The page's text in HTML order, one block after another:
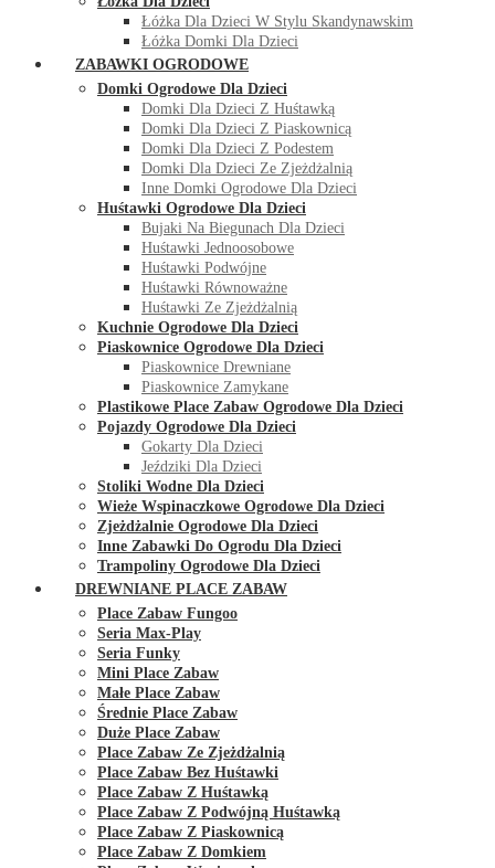
Łóżka Dla Dzieci W Stylu Skandynawskim
Łóżka Domki Dla Dzieci
ZABAWKI OGRODOWE
Domki Ogrodowe Dla Dzieci
Domki Dla Dzieci Z Huśtawką
Domki Dla Dzieci Z Piaskownicą
Domki Dla Dzieci Z Podestem
Domki Dla Dzieci Ze Zjeżdżalnią
Inne Domki Ogrodowe Dla Dzieci
Huśtawki Ogrodowe Dla Dzieci
Bujaki Na Biegunach Dla Dzieci
Huśtawki Jednoosobowe
Huśtawki Podwójne
Huśtawki Równoważne
Huśtawki Ze Zjeżdżalnią
Kuchnie Ogrodowe Dla Dzieci
Piaskownice Ogrodowe Dla Dzieci
Piaskownice Drewniane
Piaskownice Zamykane
Plastikowe Place Zabaw Ogrodowe Dla Dzieci
Pojazdy Ogrodowe Dla Dzieci
Gokarty Dla Dzieci
Jeździki Dla Dzieci
Stoliki Wodne Dla Dzieci
Wieże Wspinaczkowe Ogrodowe Dla Dzieci
Zjeżdżalnie Ogrodowe Dla Dzieci
Inne Zabawki Do Ogrodu Dla Dzieci
Trampoliny Ogrodowe Dla Dzieci
DREWNIANE PLACE ZABAW
Place Zabaw Fungoo
Seria Max-Play
Seria Funky
Mini Place Zabaw
Małe Place Zabaw
Średnie Place Zabaw
Duże Place Zabaw
Place Zabaw Ze Zjeżdżalnią
Place Zabaw Bez Huśtawki
Place Zabaw Z Huśtawką
Place Zabaw Z Podwójną Huśtawką
Place Zabaw Z Piaskownicą
Place Zabaw Z Domkiem